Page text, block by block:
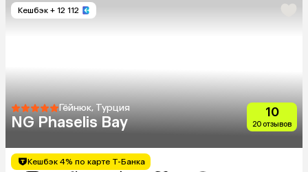
Кешбэк + 12 112
Гёйнюк, Турция
NG Phaselis Bay
10
20 отзывов
Кешбэк 4% по карте Т-Банка